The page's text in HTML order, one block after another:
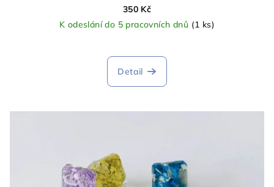
350 Kč
K odeslání do 5 pracovních dnů (1 ks)
Detail